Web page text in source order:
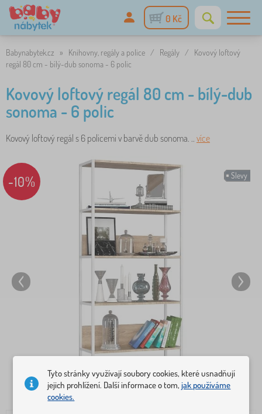
0 Kč
Babynabytek.cz » Knihovny, regály a police / Regály /
Kovový loftový
regál 80 cm - bílý-dub sonoma - 6 polic
Kovový loftový regál 80 cm - bílý-dub
sonoma - 6 polic
Kovový loftový regál s 6 policemi v barvě dub sonoma. .. více
Slevy
-10%
Tyto stránky využívají soubory cookies, které usnadňují
jejich prohlížení. Další informace o tom,jak používáme
cookies.